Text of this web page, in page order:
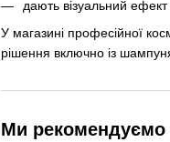
дають візуальний ефект
У магазині професійної
рішення включно із
Ми рекомендуємо